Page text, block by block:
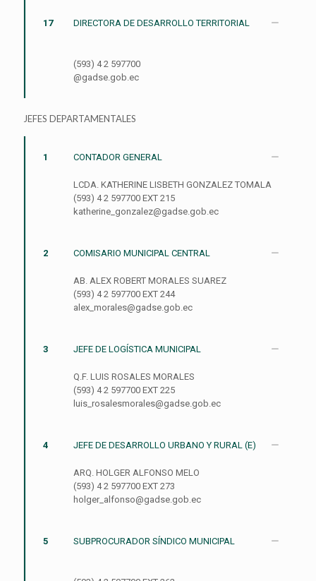
17 DIRECTORA DE DESARROLLO TERRITORIAL
(593) 4 2 597700
@gadse.gob.ec
JEFES DEPARTAMENTALES
1 CONTADOR GENERAL
LCDA. KATHERINE LISBETH GONZALEZ TOMALA
(593) 4 2 597700 EXT 215
katherine_gonzalez@gadse.gob.ec
2 COMISARIO MUNICIPAL CENTRAL
AB. ALEX ROBERT MORALES SUAREZ
(593) 4 2 597700 EXT 244
alex_morales@gadse.gob.ec
3 JEFE DE LOGÍSTICA MUNICIPAL
Q.F. LUIS ROSALES MORALES
(593) 4 2 597700 EXT 225
luis_rosalesmorales@gadse.gob.ec
4 JEFE DE DESARROLLO URBANO Y RURAL (E)
ARQ. HOLGER ALFONSO MELO
(593) 4 2 597700 EXT 273
holger_alfonso@gadse.gob.ec
5 SUBPROCURADOR SÍNDICO MUNICIPAL